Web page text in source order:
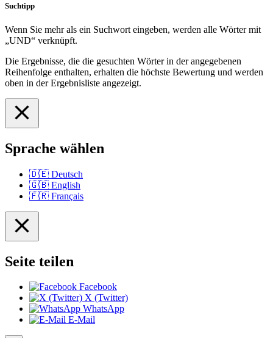
Suchtipp
Wenn Sie mehr als ein Suchwort eingeben, werden alle Wörter mit
„UND“ verknüpft.
Die Ergebnisse, die die gesuchten Wörter in der angegebenen
Reihenfolge enthalten, erhalten die höchste Bewertung und werden
oben in der Ergebnisliste angezeigt.
Sprache wählen
🇩🇪 Deutsch
🇬🇧 English
🇫🇷 Français
Seite teilen
Facebook
X (Twitter)
WhatsApp
E-Mail